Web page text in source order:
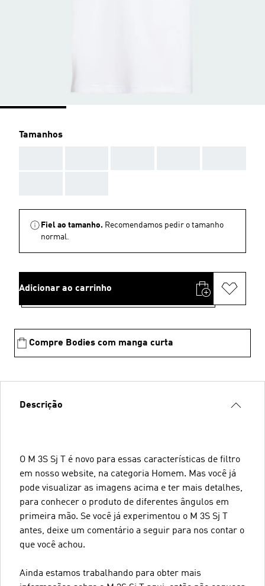
Tamanhos
Fiel ao tamanho. Recomendamos pedir o tamanho
normal.
Adicionar ao carrinho
Compre Bodies com manga curta
Descrição
O M 3S Sj T é novo para essas características de filtro
em nosso website, na categoria Homem. Mas você já
pode visualizar as imagens acima e ter mais detalhes,
para conhecer o produto de diferentes ângulos em
primeira mão. Se você já experimentou o M 3S Sj T
antes, deixe um comentário a seguir para nos contar o
que você achou.
Ainda estamos trabalhando para obter mais